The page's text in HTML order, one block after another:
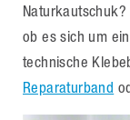
ob es sich um
technische
Reparaturband